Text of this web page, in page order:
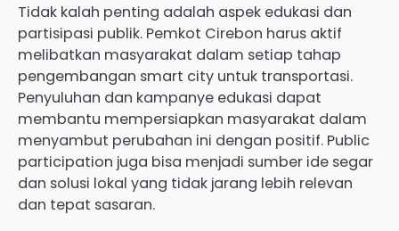
Tidak kalah penting adalah aspek edukasi dan
partisipasi publik. Pemkot Cirebon harus aktif
melibatkan masyarakat dalam setiap tahap
pengembangan smart city untuk transportasi.
Penyuluhan dan kampanye edukasi dapat
membantu mempersiapkan masyarakat dalam
menyambut perubahan ini dengan positif. Public
participation juga bisa menjadi sumber ide segar
dan solusi lokal yang tidak jarang lebih relevan
dan tepat sasaran.